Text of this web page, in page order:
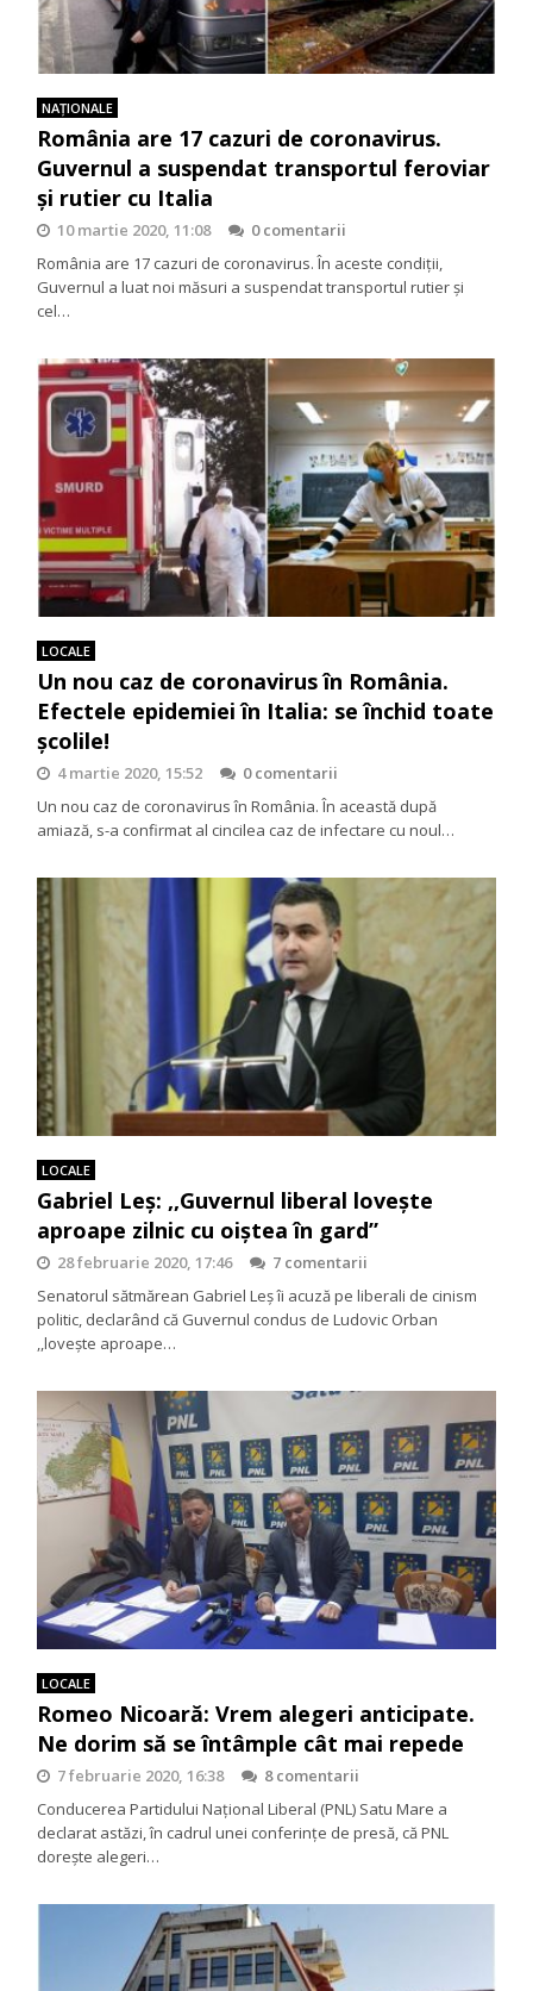
NAŢIONALE
România are 17 cazuri de coronavirus.
Guvernul a suspendat transportul feroviar
și rutier cu Italia
10 martie 2020, 11:08
0 comentarii
România are 17 cazuri de coronavirus. În aceste condiții,
Guvernul a luat noi măsuri a suspendat transportul rutier și
cel…
LOCALE
Un nou caz de coronavirus în România.
Efectele epidemiei în Italia: se închid toate
școlile!
4 martie 2020, 15:52
0 comentarii
Un nou caz de coronavirus în România. În această după
amiază, s-a confirmat al cincilea caz de infectare cu noul…
LOCALE
Gabriel Leș: ,,Guvernul liberal lovește
aproape zilnic cu oiștea în gard”
28 februarie 2020, 17:46
7 comentarii
Senatorul sătmărean Gabriel Leș îi acuză pe liberali de cinism
politic, declarând că Guvernul condus de Ludovic Orban
,,lovește aproape…
LOCALE
Romeo Nicoară: Vrem alegeri anticipate.
Ne dorim să se întâmple cât mai repede
7 februarie 2020, 16:38
8 comentarii
Conducerea Partidului Național Liberal (PNL) Satu Mare a
declarat astăzi, în cadrul unei conferințe de presă, că PNL
dorește alegeri…